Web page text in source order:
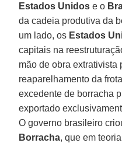
Estados Unidos e o
da cadeia produtiva da
um lado, os Estados
capitais na
mão de obra extrativista
reaparelhamento da
excedente de borracha
exportado
O governo brasileiro
Borracha, que em